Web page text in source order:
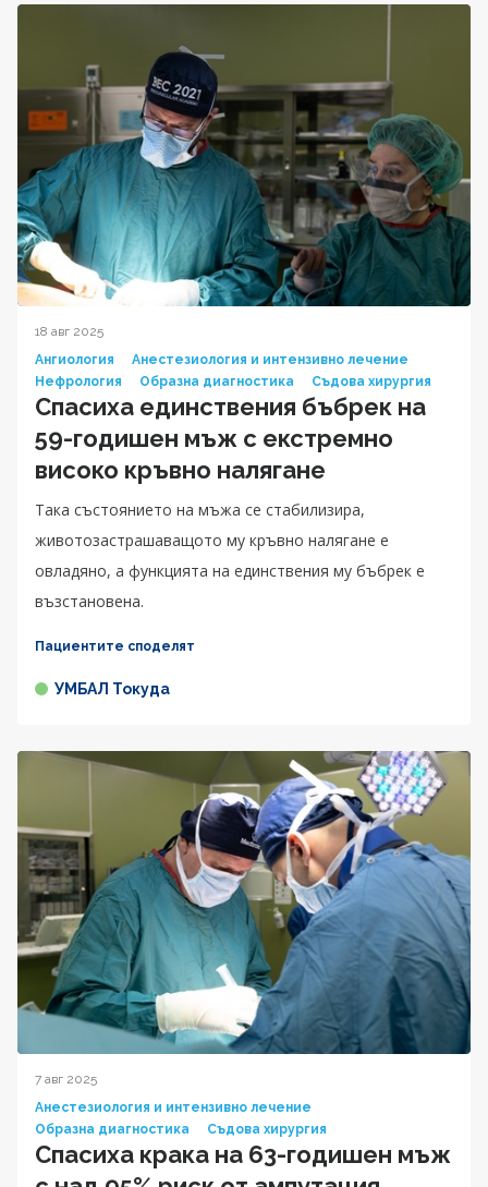
18 авг 2025
Ангиология
Анестезиология и интензивно лечение
Нефрология
Образна диагностика Съдова хирургия
Спасиха единствения бъбрек на
59-годишен мъж с екстремно
високо кръвно налягане
Така състоянието на мъжа се стабилизира,
животозастрашаващото му кръвно налягане е
овладяно, а функцията на единствения му бъбрек е
възстановена.
Пациентите споделят
УМБАЛ Токуда
7 авг 2025
Анестезиология и интензивно лечение
Образна диагностика
Съдова хирургия
Спасиха крака на 63-годишен мъж